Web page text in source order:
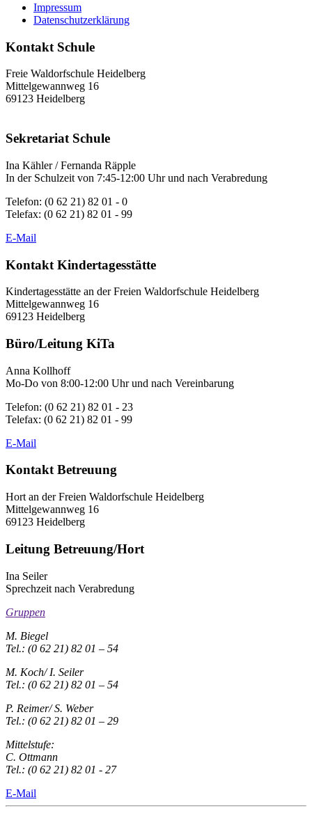
Impressum
Datenschutzerklärung
Kontakt Schule
Freie Waldorfschule Heidelberg
Mittelgewannweg 16
69123 Heidelberg
Sekretariat Schule
Ina Kähler / Fernanda Räpple
In der Schulzeit von 7:45-12:00 Uhr und nach Verabredung
Telefon: (0 62 21) 82 01 - 0
Telefax: (0 62 21) 82 01 - 99
E-Mail
Kontakt Kindertagesstätte
Kindertagesstätte an der Freien Waldorfschule Heidelberg
Mittelgewannweg 16
69123 Heidelberg
Büro/Leitung KiTa
Anna Kollhoff
Mo-Do von 8:00-12:00 Uhr und nach Vereinbarung
Telefon: (0 62 21) 82 01 - 23
Telefax: (0 62 21) 82 01 - 99
E-Mail
Kontakt Betreuung
Hort an der Freien Waldorfschule Heidelberg
Mittelgewannweg 16
69123 Heidelberg
Leitung Betreuung/Hort
Ina Seiler
Sprechzeit nach Verabredung
Gruppen
M. Biegel
Tel.: (0 62 21) 82 01 – 54
M. Koch/ I. Seiler
Tel.: (0 62 21) 82 01 – 54
P. Reimer/ S. Weber
Tel.: (0 62 21) 82 01 – 29
Mittelstufe:
C. Ottmann
Tel.: (0 62 21) 82 01 - 27
E-Mail